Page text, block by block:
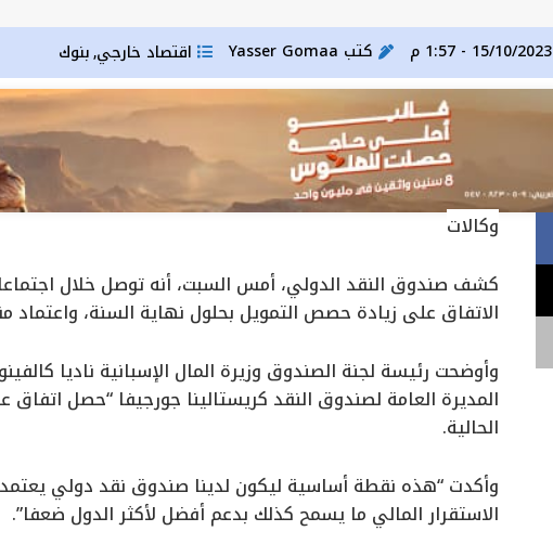
15/10/2023 - 1:57 م كتب اقتصاد خارجي, بنوك
وكالات
كشف صندوق النقد الدولي، أمس السبت، أنه توصل خلال
الاتفاق على زيادة حصص التمويل بحلول نهاية السنة، واعتماد
وأوضحت رئيسة لجنة الصندوق وزيرة المال الإسبانية ناديا
المديرة العامة لصندوق النقد كريستالينا جورجيفا “حصل
الحالية.
وأكدت “هذه نقطة أساسية ليكون لدينا صندوق نقد دولي
الاستقرار المالي ما يسمح كذلك بدعم أفضل لأكثر الدول ضعفا”.